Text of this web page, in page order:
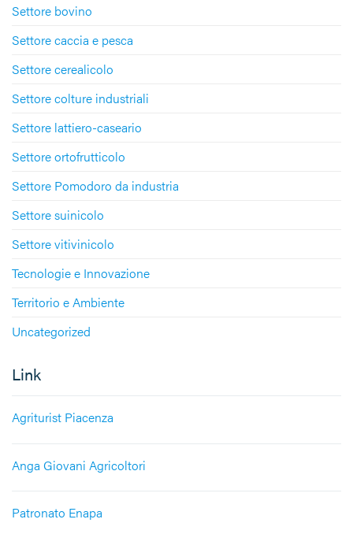
Settore bovino
Settore caccia e pesca
Settore cerealicolo
Settore colture industriali
Settore lattiero-caseario
Settore ortofrutticolo
Settore Pomodoro da industria
Settore suinicolo
Settore vitivinicolo
Tecnologie e Innovazione
Territorio e Ambiente
Uncategorized
Link
Agriturist Piacenza
Anga Giovani Agricoltori
Patronato Enapa